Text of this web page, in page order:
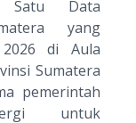
Satu Data
yang
di Aula
Sumatera
pemerintah
untuk